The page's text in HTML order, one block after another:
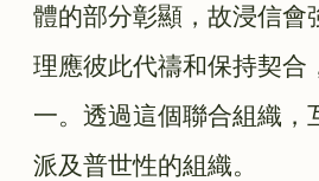
體的部分彰顯，故浸信會
理應彼此代禱和保持契合
一。透過這個聯合組織
派及普世性的組織。